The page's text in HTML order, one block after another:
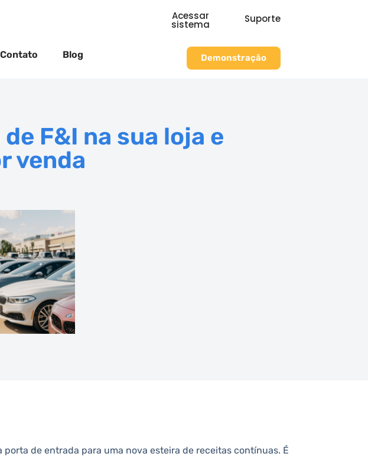
Contato Blog
Acessar
sistema Suporte
Demonstração
F&I na sua loja e
venda
de entrada para uma nova esteira de receitas contínuas. É